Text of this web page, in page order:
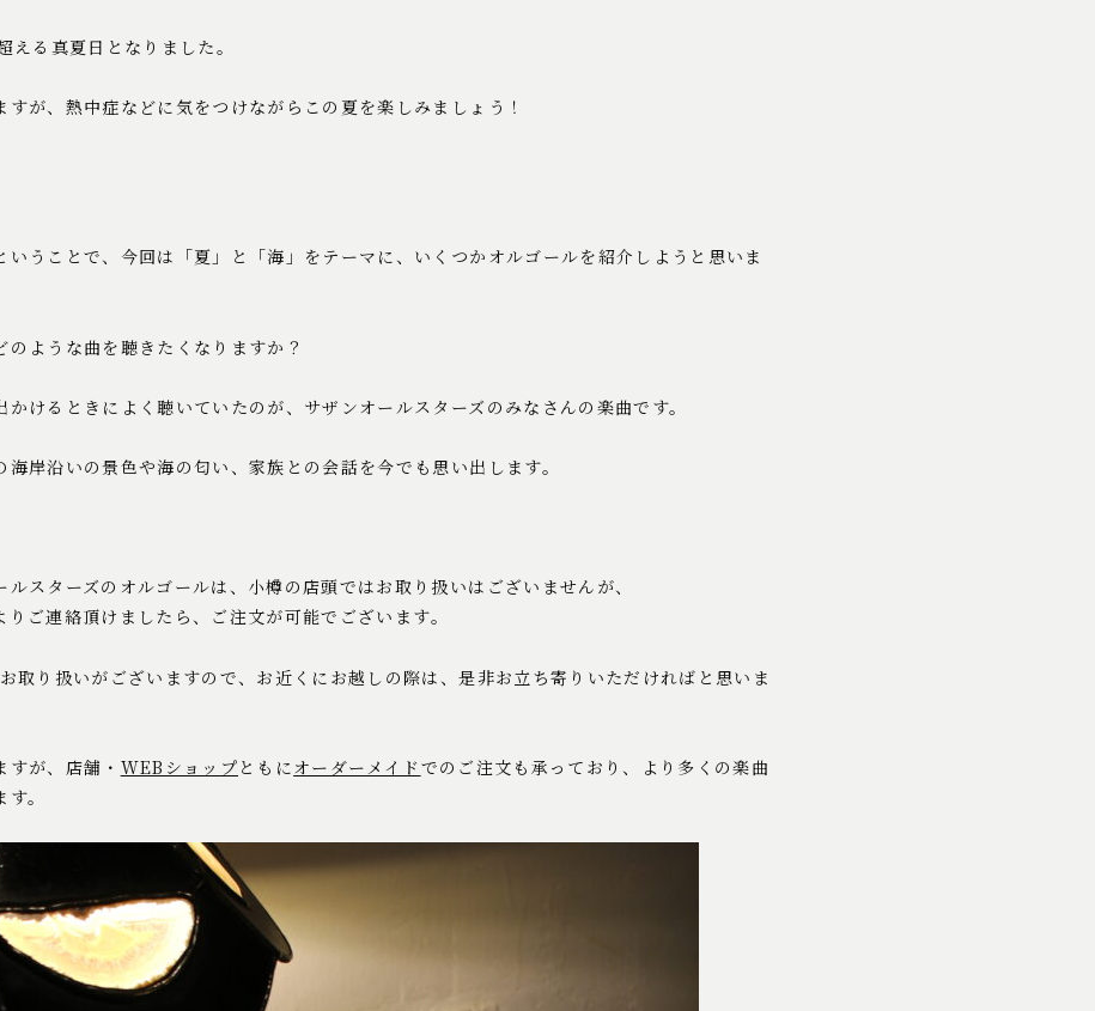
る真夏日となりました。
すが、熱中症などに気をつけながらこの夏を楽しみましょう！
いうことで、今回は「夏」と「海」をテーマに、いくつかオルゴールを紹介しようと思いま
のような曲を聴きたくなりますか？
けるときによく聴いていたのが、サザンオールスターズのみなさんの楽曲です。
岸沿いの景色や海の匂い、家族との会話を今でも思い出します。
スターズのオルゴールは、小樽の店頭ではお取り扱いはございませんが、
りご連絡頂けましたら、ご注文が可能でございます。
取り扱いがございますので、お近くにお越しの際は、是非お立ち寄りいただければと思いま
が、店舗・ WEBショップ ともにオーダーメイド でのご注文も承っており、より多くの楽曲
。